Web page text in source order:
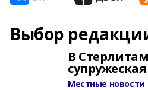
Выбор
В
Местные новости